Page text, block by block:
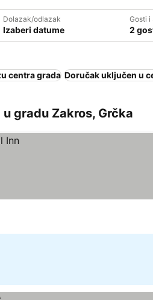
Dolazak/odlazak
Izaberi datume
Gosti i
2
centra grada Doručak uključen u
gradu Zakros, Grčka